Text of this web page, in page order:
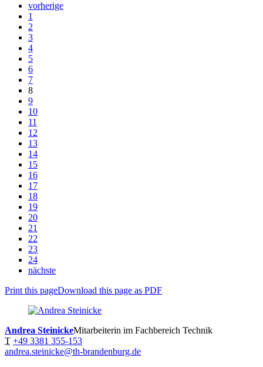
vorherige
1
2
3
4
5
6
7
8
9
10
11
12
13
14
15
16
17
18
19
20
21
22
23
24
nächste
Print this pageDownload this page as PDF
Andrea SteinickeMitarbeiterin im Fachbereich Technik
T +49 3381 355-153
andrea.steinicke@th-brandenburg.de